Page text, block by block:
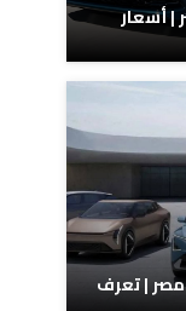
في مصر | أسعار
مصر | تعرف